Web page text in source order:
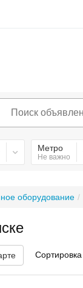
Метро
Не важно
оборудование
Сортировка